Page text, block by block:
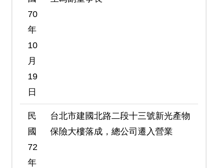
70
年
10
月
19
日
民
國
72
年
台北市建國北路二段十三號新光產物
保險大樓落成，總公司遷入營業